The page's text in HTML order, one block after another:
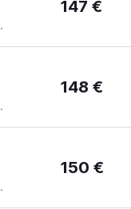
147 €
148 €
150 €